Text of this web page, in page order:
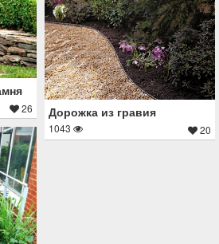
26 Дорожка из гравия
1043 20